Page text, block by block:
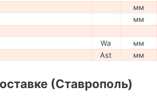
мм
мм
Wa мм
Ast мм
(Ставрополь)